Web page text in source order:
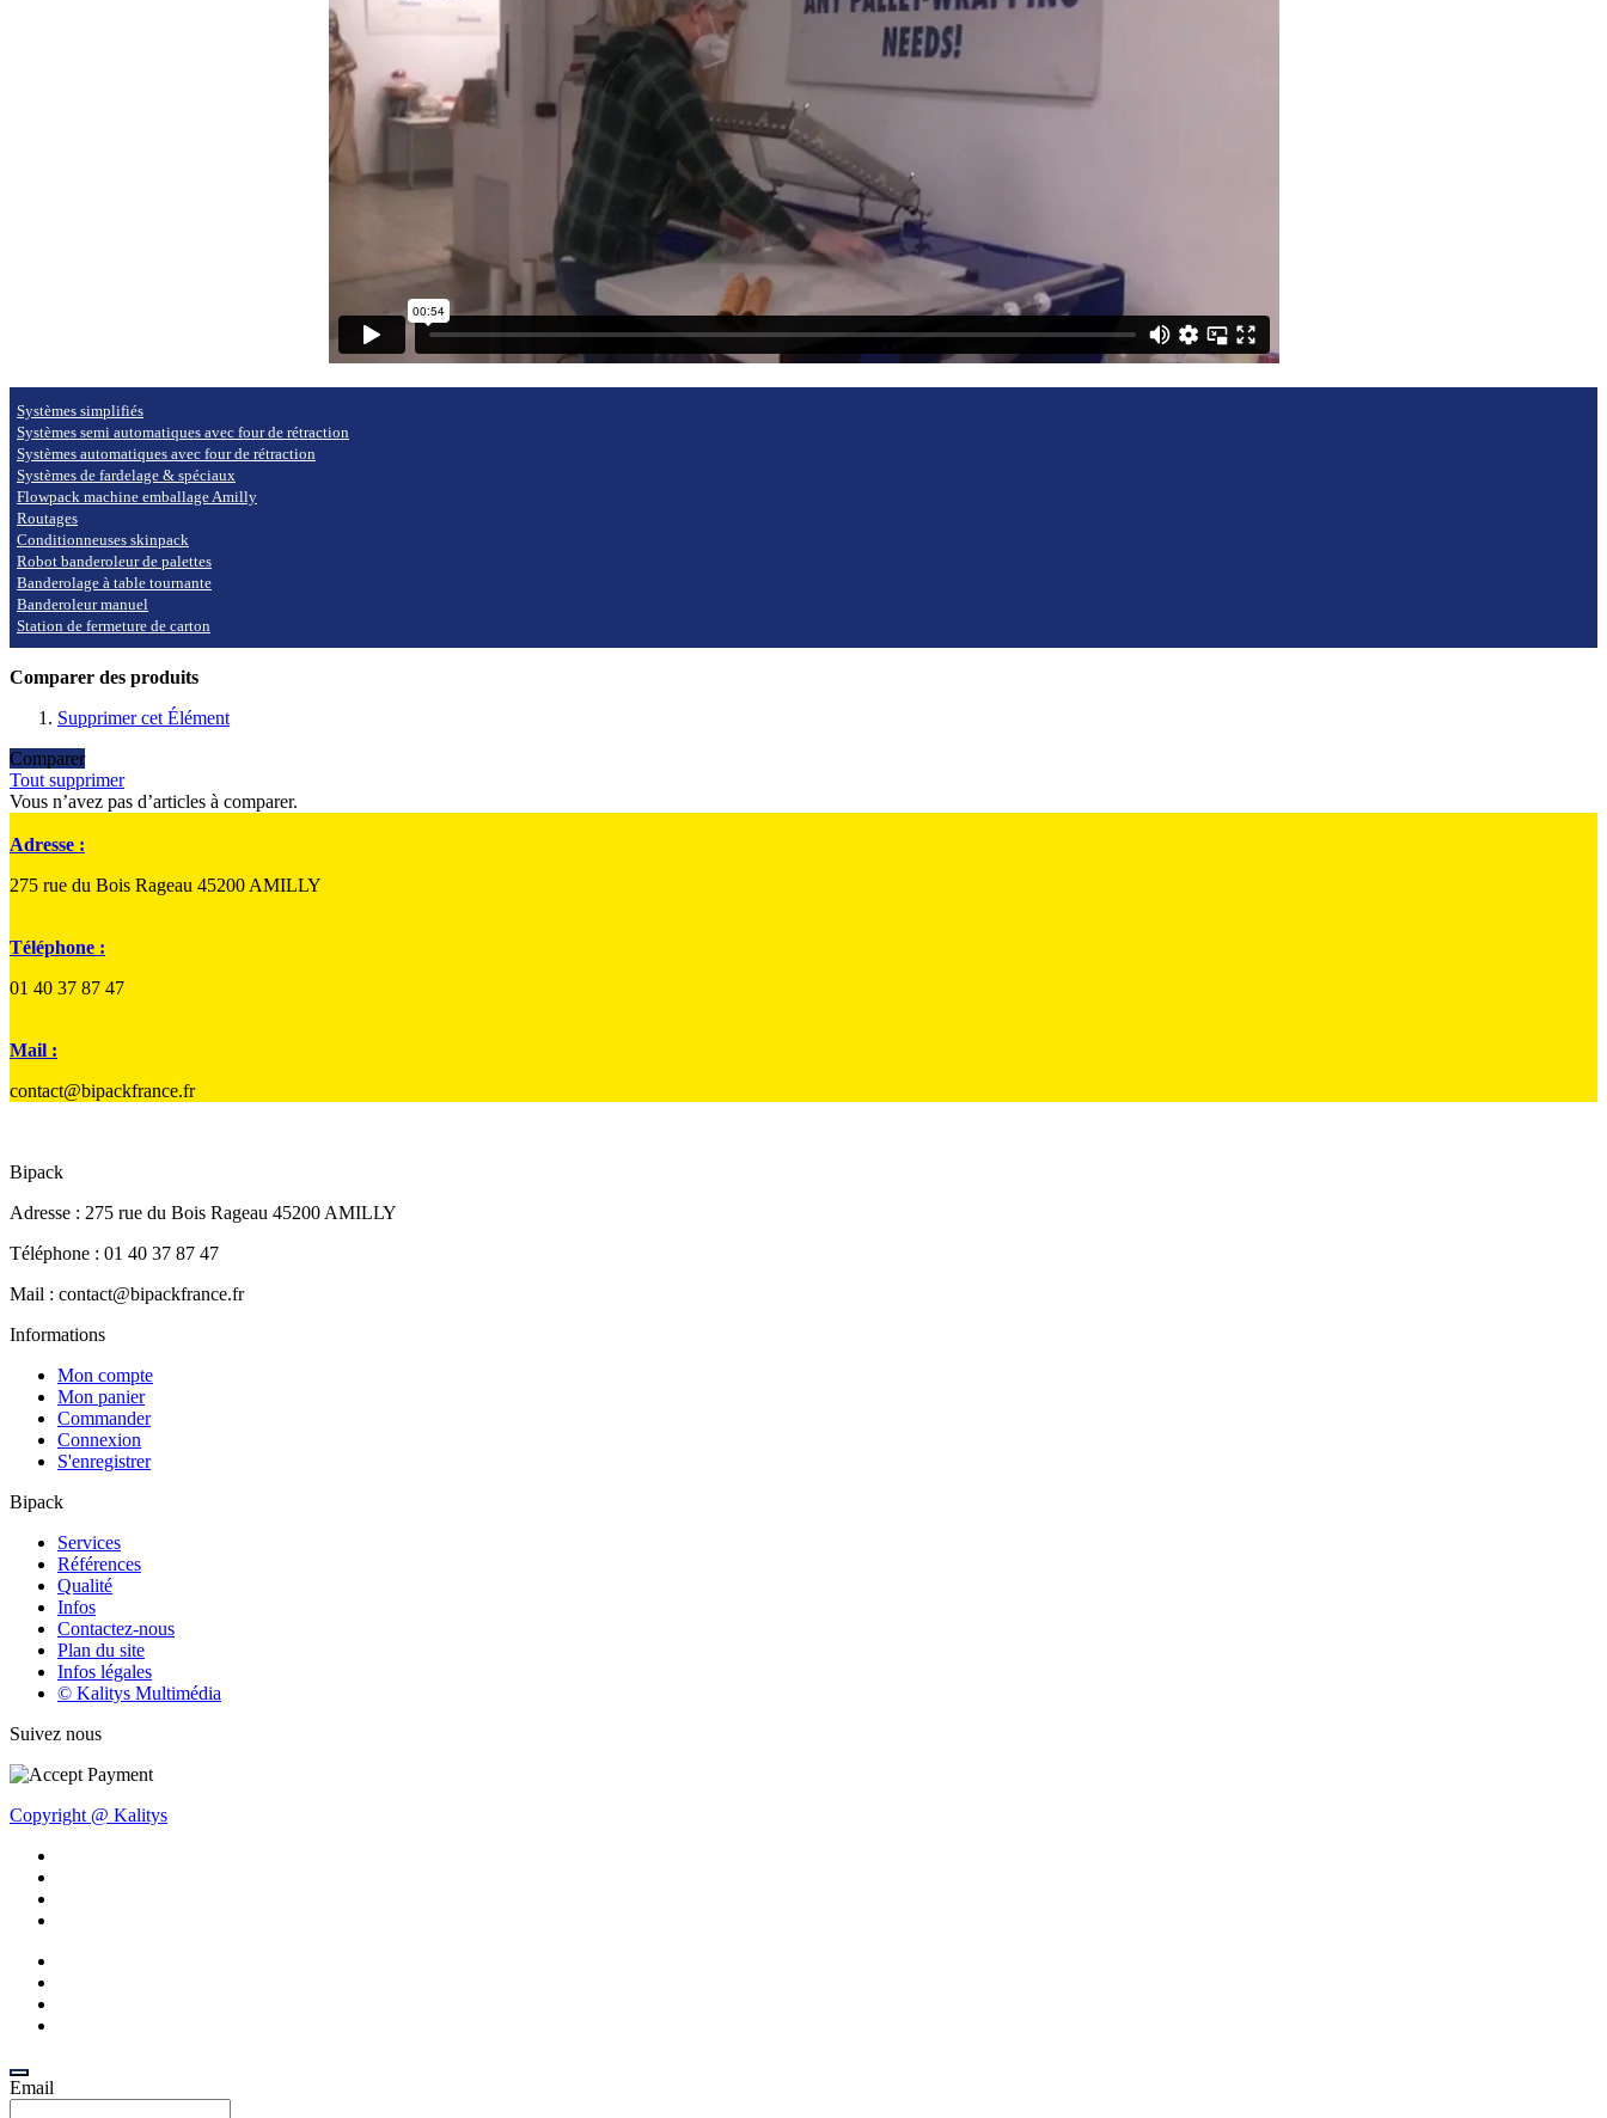
Systèmes simplifiés
Systèmes semi automatiques avec four de rétraction
Systèmes automatiques avec four de rétraction
Systèmes de fardelage & spéciaux
Flowpack machine emballage Amilly
Routages
Conditionneuses skinpack
Robot banderoleur de palettes
Banderolage à table tournante
Banderoleur manuel
Station de fermeture de carton
Comparer des produits
Supprimer cet Élément
Comparer
Tout supprimer
Vous n’avez pas d’articles à comparer.
Adresse :
275 rue du Bois Rageau 45200 AMILLY
Téléphone :
01 40 37 87 47
Mail :
contact@bipackfrance.fr
Bipack
Adresse : 275 rue du Bois Rageau 45200 AMILLY
Téléphone : 01 40 37 87 47
Mail : contact@bipackfrance.fr
Informations
Mon compte
Mon panier
Commander
Connexion
S'enregistrer
Bipack
Services
Références
Qualité
Infos
Contactez-nous
Plan du site
Infos légales
© Kalitys Multimédia
Suivez nous
Copyright @ Kalitys
Email